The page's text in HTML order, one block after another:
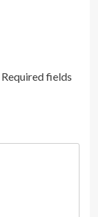
Required fields